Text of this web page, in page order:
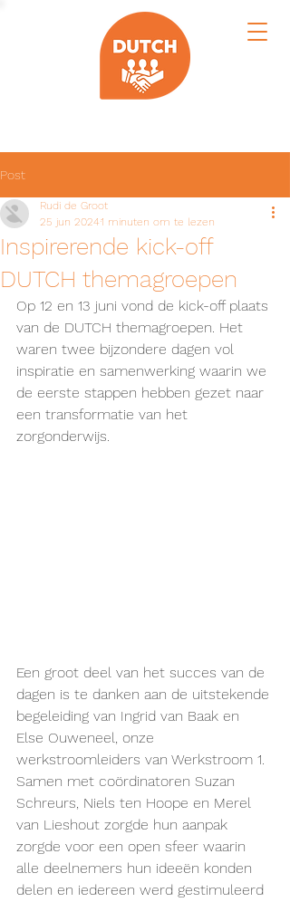
Post
Inspirerende kick-off
DUTCH themagroepen
Rudi de Groot
25 jun 20241 minuten om te lezen
Op 12 en 13 juni vond de kick-off plaats
van de DUTCH themagroepen. Het
waren twee bijzondere dagen vol
inspiratie en samenwerking waarin we
de eerste stappen hebben gezet naar
een transformatie van het
zorgonderwijs.
Een groot deel van het succes van de
dagen is te danken aan de uitstekende
begeleiding van Ingrid van Baak en
Else Ouweneel, onze
werkstroomleiders van Werkstroom 1.
Samen met coördinatoren Suzan
Schreurs, Niels ten Hoope en Merel
van Lieshout zorgde hun aanpak
zorgde voor een open sfeer waarin
alle deelnemers hun ideeën konden
delen en iedereen werd gestimuleerd